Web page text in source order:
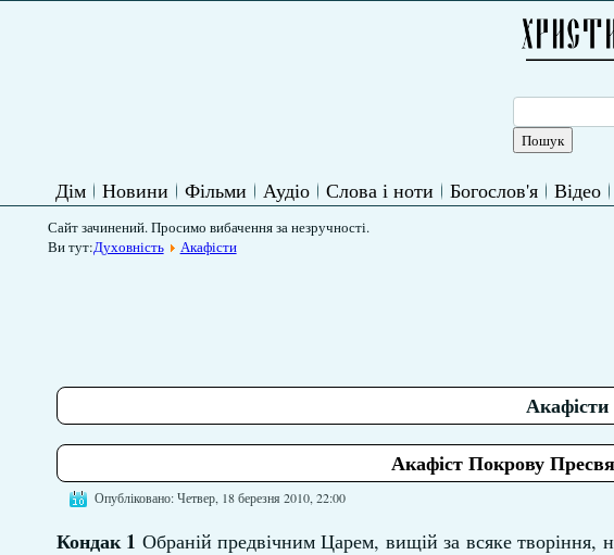
Дім Новини Фільми Аудіо Слова і ноти Богослов'я Відео
Сайт зачинений. Просимо вибачення за незручності.
Ви тут:Духовність Акафісти
Акафісти
Акафіст Покрову
Опубліковано: Четвер, 18 березня 2010, 22:00
Кондак 1 Обраній предвічним Царем, вищій за всяке